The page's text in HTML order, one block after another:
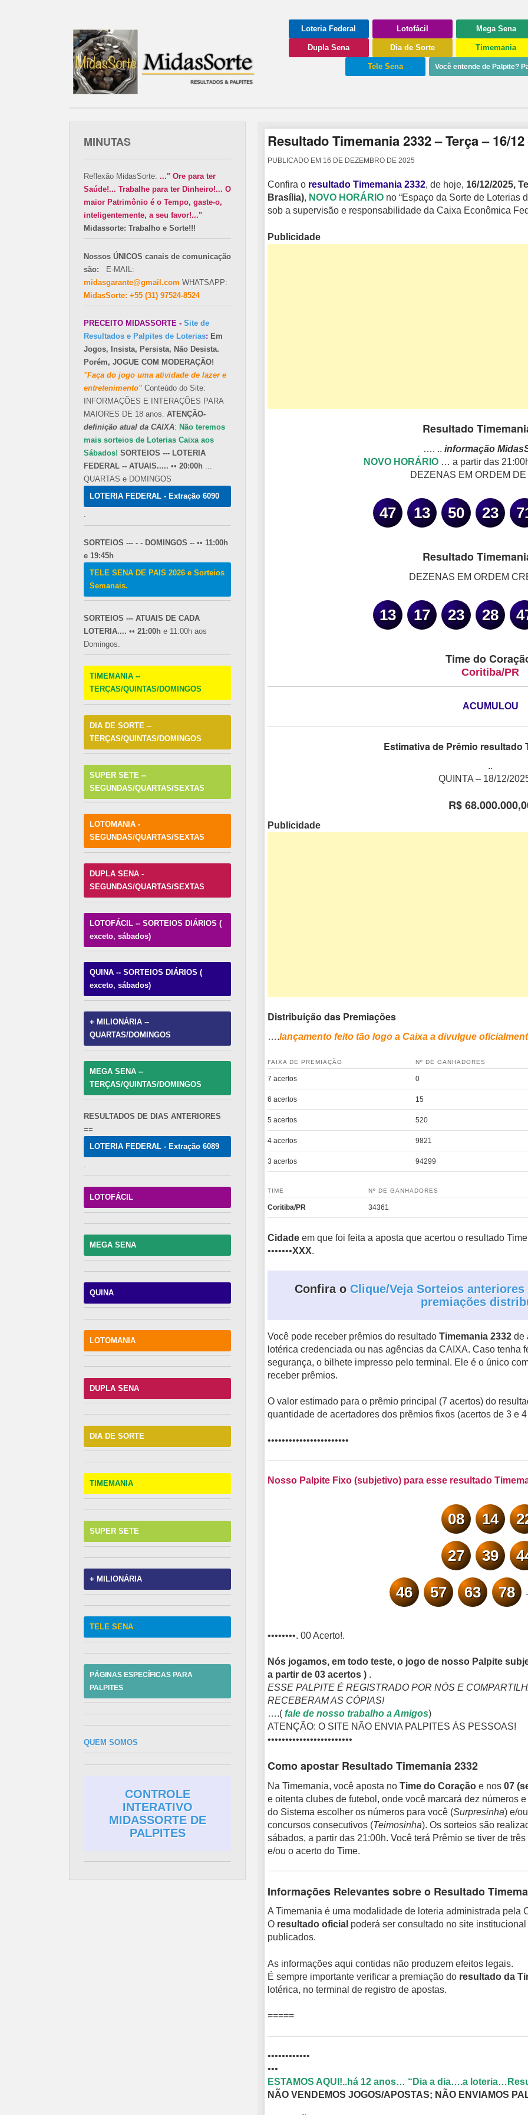
Loteria Federal Lotofácil Mega Sena
Dupla Sena Dia de Sorte Timemania
Tele Sena Você entende de Palpite?
Resultado Timemania 2332 – Terça – 16/
PUBLICADO EM 16 DE DEZEMBRO DE 2025
Confira o resultado Timemania 2332, de hoje, 16/12/2025,
Brasília), NOVO HORÁRIOno “Espaço da Sorte de Loterias
sob a supervisão e responsabilidade da Caixa Econômica
Publicidade
Resultado
…. .. informação
NOVO HORÁRIO… a partir das
DEZENAS EM ORDEM
47 13 50 23
Resultado
DEZENAS EM ORDEM
13 17 23 28
Time do
Coritiba/PR
ACUMULOU
Estimativa de Prêmio resultado
..
QUINTA – 18/12/
R$
Publicidade
Distribuição das Premiações
….lançamento feito tão logo a Caixa a divulgue
FAIXA DE PREMIAÇÃO Nº DE GANHADORES
7 acertos 0
6 acertos 15
5 acertos 520
4 acertos 9821
3 acertos 94299
TIME Nº DE GANHADORES
Coritiba/PR 34361
Cidadeem que foi feita a aposta que acertou o resultado
•••••••XXX.
Confira o Clique/Veja Sorteios
premiações
Você pode receber prêmios do resultado Timemania 2332de
lotérica credenciada ou nas agências da CAIXA. Caso tenha
segurança, o bilhete impresso pelo terminal. Ele é o único
receber prêmios.
O valor estimado para o prêmio principal (7 acertos) do
quantidade de acertadores dos prêmios fixos (acertos de 3 e
•••••••••••••••••••••••
Nosso Palpite Fixo (subjetivo) para esse resultado
08 14
27 39
46 57 63 78
••••••••. 00 Acerto!.
Nós jogamos, em todo teste, o jogo de nosso Palpite
a partir de 03 acertos ) .
ESSE PALPITE É REGISTRADO POR NÓS E
RECEBERAM AS CÓPIAS!
….( fale de nosso trabalho a Amigos)
ATENÇÃO: O SITE NÃO ENVIA PALPITES ÀS PESSOAS!
••••••••••••••••••••••••
Como apostar Resultado Timemania 2332
Na Timemania, você aposta no Time do Coraçãoe nos 07
e oitenta clubes de futebol, onde você marcará dez números
do Sistema escolher os números para você (Surpresinha) e/
concursos consecutivos (Teimosinha). Os sorteios são
sábados, a partir das 21:00h. Você terá Prêmio se tiver de
e/ou o acerto do Time.
Informações Relevantes sobre o Resultado
A Timemania é uma modalidade de loteria administrada pela
O resultado oficial poderá ser consultado no site institucional
publicados.
As informações aqui contidas não produzem efeitos legais.
É sempre importante verificar a premiação do resultado da
lotérica, no terminal de registro de apostas.
=====
••••••••••••
•••
ESTAMOS AQUI!..há 12 anos… “Dia a dia….a
NÃO VENDEMOS JOGOS/APOSTAS; NÃO ENVIAMOS
MINUTAS
Reflexão MidasSorte: ..." Ore para ter
Saúde!... Trabalhe para ter Dinheiro!... O
maior Patrimônio é o Tempo, gaste-o,
inteligentemente, a seu favor!..."
Midassorte: Trabalho e Sorte!!!
Nossos ÚNICOS canais de comunicação
são: E-MAIL:
midasgarante@gmail.com WHATSAPP:
MidasSorte: +55 (31) 97524-8524
PRECEITO MIDASSORTE - Site de
Resultados e Palpites de Loterias: Em
Jogos, Insista, Persista, Não Desista.
Porém, JOGUE COM MODERAÇÃO!
"Faça do jogo uma atividade de lazer e
entretenimento"Conteúdo do Site:
INFORMAÇÕES E INTERAÇÕES PARA
MAIORES DE 18 anos. ATENÇÃO-
definição atual da CAIXA: Não teremos
mais sorteios de Loterias Caixa aos
Sábados! SORTEIOS --- LOTERIA
FEDERAL -- ATUAIS..... •• 20:00h ...
QUARTAS e DOMINGOS
LOTERIA FEDERAL - Extração 6090
.
SORTEIOS --- - - DOMINGOS -- •• 11:00h
e 19:45h
TELE SENA DE PAIS 2026 e Sorteios
Semanais.
SORTEIOS --- ATUAIS DE CADA
LOTERIA.... •• 21:00h e 11:00h aos
Domingos.
TIMEMANIA --
TERÇAS/QUINTAS/DOMINGOS
DIA DE SORTE --
TERÇAS/QUINTAS/DOMINGOS
SUPER SETE --
SEGUNDAS/QUARTAS/SEXTAS
LOTOMANIA -
SEGUNDAS/QUARTAS/SEXTAS
DUPLA SENA -
SEGUNDAS/QUARTAS/SEXTAS
LOTOFÁCIL -- SORTEIOS DIÁRIOS (
exceto, sábados)
QUINA -- SORTEIOS DIÁRIOS (
exceto, sábados)
+ MILIONÁRIA --
QUARTAS/DOMINGOS
MEGA SENA --
TERÇAS/QUINTAS/DOMINGOS
RESULTADOS DE DIAS ANTERIORES
==
LOTERIA FEDERAL - Extração 6089
.
LOTOFÁCIL
MEGA SENA
QUINA
LOTOMANIA
DUPLA SENA
DIA DE SORTE
TIMEMANIA
SUPER SETE
+ MILIONÁRIA
TELE SENA
PÁGINAS ESPECÍFICAS PARA
PALPITES
QUEM SOMOS
CONTROLE
INTERATIVO
MIDASSORTE DE
PALPITES